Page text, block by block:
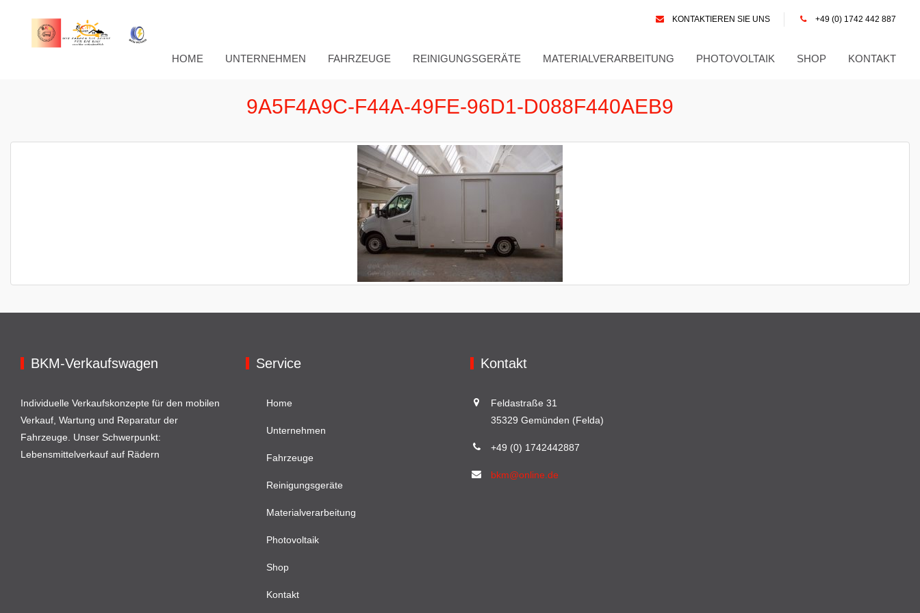
KONTAKTIEREN SIE UNS +49 (0) 1742 442 887
HOME UNTERNEHMEN FAHRZEUGE REINIGUNGSGERÄTE MATERIALVERARBEITUNG PHOTOVOLTAIK SHOP KONTAKT
9A5F4A9C-F44A-49FE-96D1-D088F440AEB9
BKM-Verkaufswagen
Individuelle Verkaufskonzepte für den mobilen
Verkauf, Wartung und Reparatur der
Fahrzeuge. Unser Schwerpunkt:
Lebensmittelverkauf auf Rädern
Service
Home
Unternehmen
Fahrzeuge
Reinigungsgeräte
Materialverarbeitung
Photovoltaik
Shop
Kontakt
Kontakt
Feldastraße 31
35329 Gemünden (Felda)
+49 (0) 1742442887
bkm@online.de